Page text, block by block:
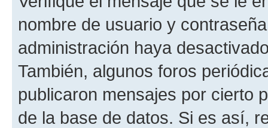
nombre de usuario y
administración haya
También, algunos foros
publicaron mensajes por cierto
de la base de datos. Si es así,